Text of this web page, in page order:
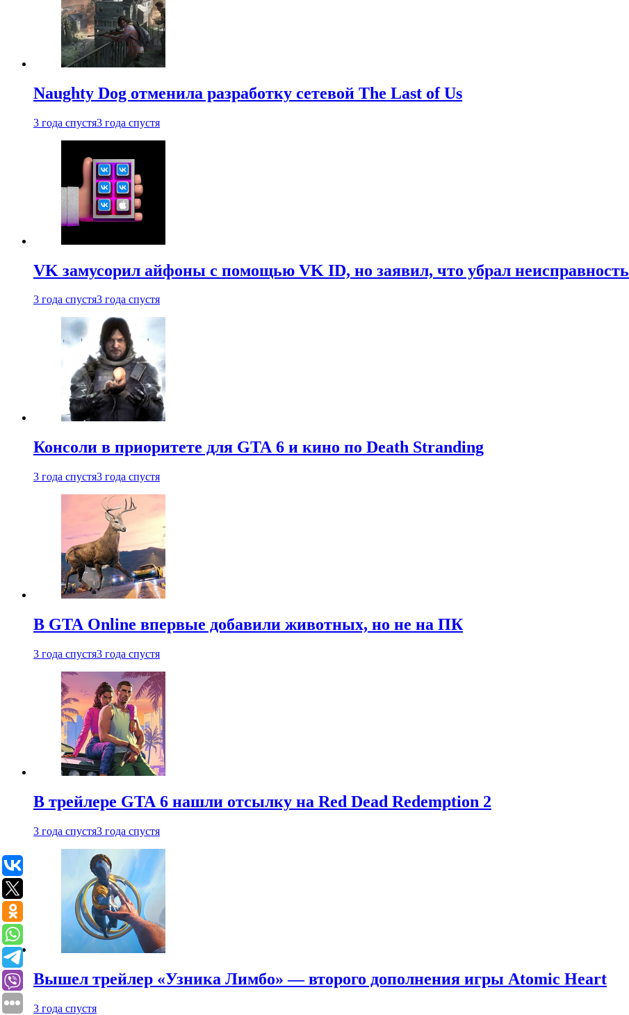
Naughty Dog отменила разработку сетевой The Last of Us
3 года спустя3 года спустя
VK замусорил айфоны с помощью VK ID, но заявил, что убрал неисправность
3 года спустя3 года спустя
Консоли в приоритете для GTA 6 и кино по Death Stranding
3 года спустя3 года спустя
В GTA Online впервые добавили животных, но не на ПК
3 года спустя3 года спустя
В трейлере GTA 6 нашли отсылку на Red Dead Redemption 2
3 года спустя3 года спустя
Вышел трейлер «Узника Лимбо» — второго дополнения игры Atomic Heart
3 года спустя